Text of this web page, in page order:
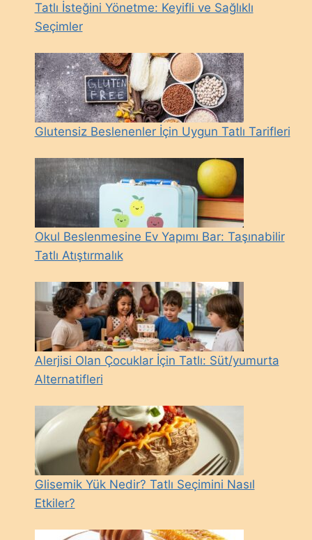
Tatlı İsteğini Yönetme: Keyifli ve Sağlıklı
Seçimler
Glutensiz Beslenenler İçin Uygun Tatlı Tarifleri
Okul Beslenmesine Ev Yapımı Bar: Taşınabilir
Tatlı Atıştırmalık
Alerjisi Olan Çocuklar İçin Tatlı: Süt/yumurta
Alternatifleri
Glisemik Yük Nedir? Tatlı Seçimini Nasıl
Etkiler?